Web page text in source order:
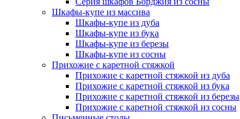
Шкафы-купе из массива
Шкафы-купе из дуба
Шкафы-купе из бука
Шкафы-купе из березы
Шкафы-купе из сосны
Прихожие с каретной стяжкой
Прихожие с каретной стяжкой из дуба
Прихожие с каретной стяжкой из бука
Прихожие с каретной стяжкой из березы
Прихожие с каретной стяжкой из сосны